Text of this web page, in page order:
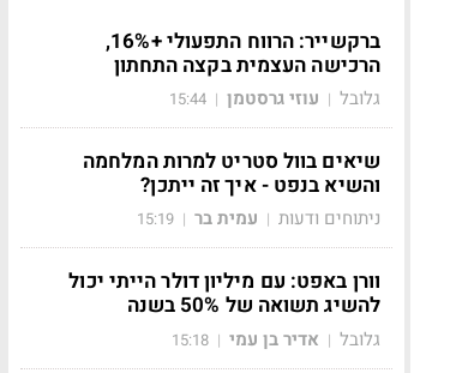
ברקשייר: הרווח התפעולי +16%,
הרכישה העצמית בקצה התחתון
גלובל | עוזי גרסטמן |
15:44
שיאים בוול סטריט למרות המלחמה
והשיא בנפט - איך זה ייתכן?
ניתוחים ודעות | עמית בר |
15:19
וורן באפט: עם מיליון דולר הייתי יכול
להשיג תשואה של 50% בשנה
גלובל | אדיר בן עמי |
15:18